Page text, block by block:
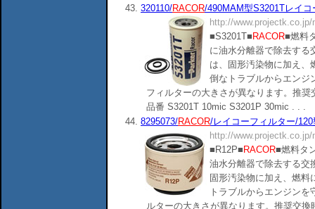
43. 320110/RACOR/490MAM型S3201Tレイ
http://
■S3201T■ RACOR■燃料
に油水分離器で除去する
は、固形汚染物に加え、
倒なトラブルからエンジ
フィルターの大きさが異なります。推
品番 S3201T 10mic S3201P 30mic . . .
44. 8295073/RACOR/レイコーフィルター/
http://
■R12P■ RACOR■燃料タ
油水分離器で除去する交
固形汚染物に加え、燃料
トラブルからエンジン
ルターの大きさが異なります。推奨交